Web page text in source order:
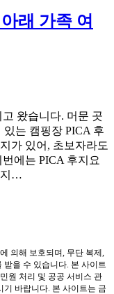
래 가족 여
왔습니다. 머문 곳
는 캠핑장 PICA 후
가 있어, 초보자라도
에는 PICA 후지요
지…
의해 보호되며, 무단 복제,
을 수 있습니다. 본 사이트
원 처리 및 공공 서비스 관
바랍니다. 본 사이트는 금